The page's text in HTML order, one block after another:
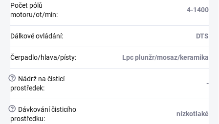
Počet pólů
motoru/ot/min:
4-1400
Dálkové ovládání: DTS
Čerpadlo/hlava/písty: Lpc plunžr/mosaz/keramika
?
Nádrž na čisticí
prostředek:
-
?
Dávkování čisticího
prostředku:
nízkotlaké